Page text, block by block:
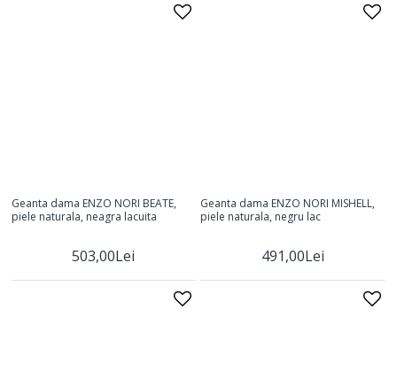
Geanta dama ENZO NORI BEATE,
piele naturala, neagra lacuita
503,00Lei
Geanta dama ENZO NORI MISHELL,
piele naturala, negru lac
491,00Lei